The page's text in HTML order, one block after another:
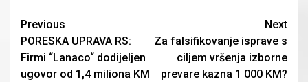
Continue
Reading
Previous
PORESKA UPRAVA RS:
Firmi “Lanaco“ dodijeljen
ugovor od 1,4 miliona KM
Next
Za falsifikovanje isprave s
ciljem vršenja izborne
prevare kazna 1 000 KM?